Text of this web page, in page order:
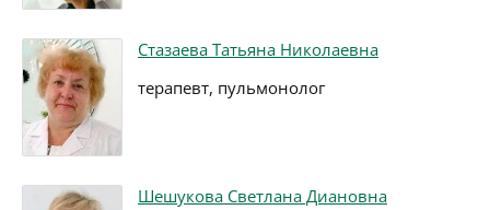
Стазаева Татьяна Николаевна
терапевт, пульмонолог
Шешукова Светлана Диановна